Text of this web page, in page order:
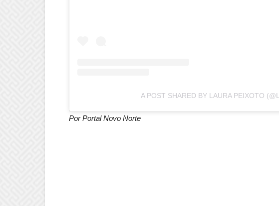
A POST SHARED BY LAURA PEIXOTO
Por Portal Novo Norte